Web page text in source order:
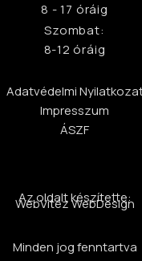
8 - 17 óráig
Szombat:
8-12 óráig
Adatvédelmi
Impresszum
ÁSZF
Az oldalt készítette:
WebVitéz WebDesign
Minden jog fenntartva